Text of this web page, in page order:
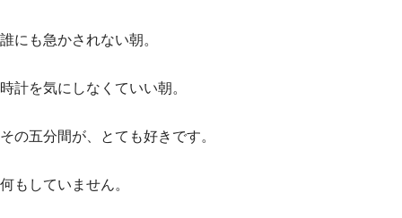
誰にも急かされない朝。
時計を気にしなくていい朝。
その五分間が、とても好きです。
何もしていません。